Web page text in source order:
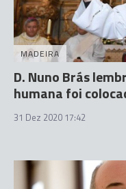
MADEIRA
D. Nuno Brás
humana foi
31 Dez 2020 17:42